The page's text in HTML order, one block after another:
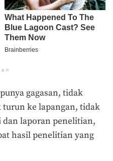
gagasan, tidak
turun ke lapangan, tidak
laporan penelitian,
hasil penelitian yang